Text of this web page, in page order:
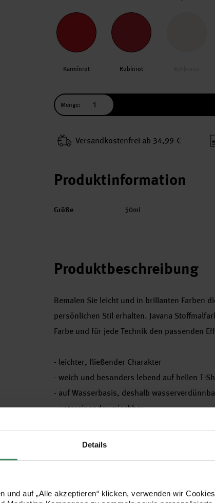
Details
und auf „Alle akzeptieren“ klicken, verwenden wir
Karminrot Rubinrot
Menge:
Versand­kosten­frei ab 34,99 €
Produktinformation
Größe 50ml
Produktbeschreibung
Bemalen Sie leicht und in brillanten Farben
persönlichen Stil erhalten. Javana
Farbe und für jede Technik den passenden
- leichter, fließender Charakter
- weich und besonders lebend auf hellen T-
- auf Wasserbasis, deshalb
- untereinander mischbar
- waschbeständig bis 60° C bei
- Fixierung durch Bügeln oder Trocknen an
Tipp! für dunkle Stoffe nehmen Sie die